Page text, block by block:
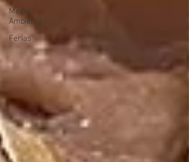
Medio
Ambiente
Ferias